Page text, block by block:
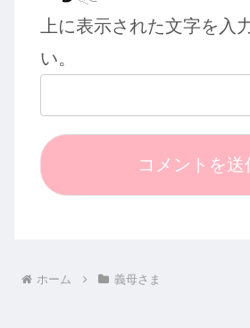
上に表示された文字を入
い。
ホーム 義母さま